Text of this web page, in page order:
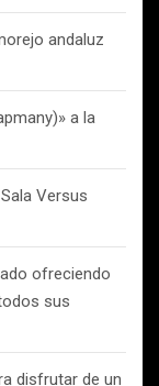
andaluz
a la
Versus
ofreciendo
sus
disfrutar de un